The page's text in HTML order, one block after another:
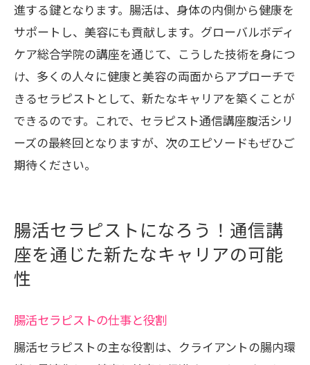
進する鍵となります。腸活は、身体の内側から健康を
サポートし、美容にも貢献します。グローバルボディ
ケア総合学院の講座を通じて、こうした技術を身につ
け、多くの人々に健康と美容の両面からアプローチで
きるセラピストとして、新たなキャリアを築くことが
できるのです。これで、セラピスト通信講座腹活シリ
ーズの最終回となりますが、次のエピソードもぜひご
期待ください。
腸活セラピストになろう！通信講
座を通じた新たなキャリアの可能
性
腸活セラピストの仕事と役割
腸活セラピストの主な役割は、クライアントの腸内環